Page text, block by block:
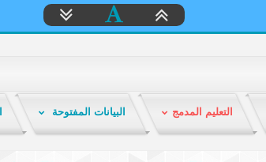
التعليم المدمج البيانات المفتوحة